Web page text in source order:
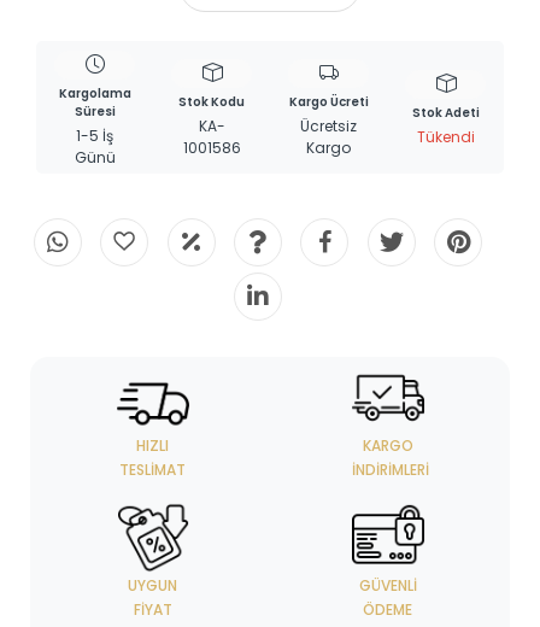
Kargolama
Süresi
1-5 İş
Günü
Stok Kodu
KA-
1001586
Kargo Ücreti
Ücretsiz
Kargo
Stok Adeti
Tükendi
HIZLI
TESLIMAT
KARGO
İNDIRIMLERI
UYGUN
FIYAT
GÜVENLI
ÖDEME